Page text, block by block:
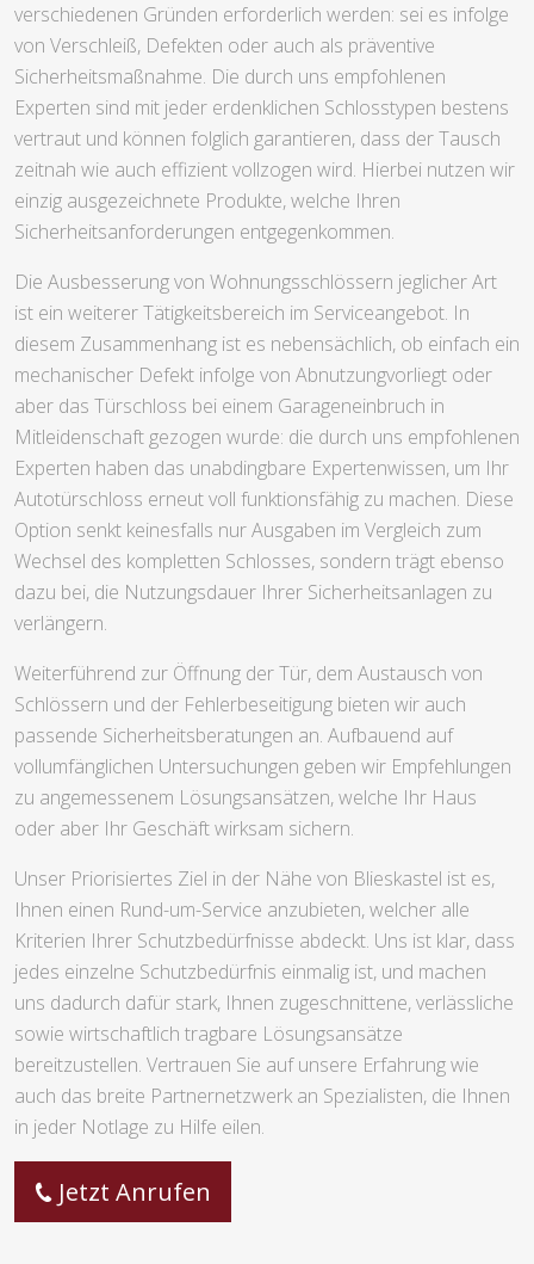
verschiedenen Gründen erforderlich werden: sei es infolge
von Verschleiß, Defekten oder auch als präventive
Sicherheitsmaßnahme. Die durch uns empfohlenen
Experten sind mit jeder erdenklichen Schlosstypen bestens
vertraut und können folglich garantieren, dass der Tausch
zeitnah wie auch effizient vollzogen wird. Hierbei nutzen wir
einzig ausgezeichnete Produkte, welche Ihren
Sicherheitsanforderungen entgegenkommen.
Die Ausbesserung von Wohnungsschlössern jeglicher Art
ist ein weiterer Tätigkeitsbereich im Serviceangebot. In
diesem Zusammenhang ist es nebensächlich, ob einfach ein
mechanischer Defekt infolge von Abnutzungvorliegt oder
aber das Türschloss bei einem Garageneinbruch in
Mitleidenschaft gezogen wurde: die durch uns empfohlenen
Experten haben das unabdingbare Expertenwissen, um Ihr
Autotürschloss erneut voll funktionsfähig zu machen. Diese
Option senkt keinesfalls nur Ausgaben im Vergleich zum
Wechsel des kompletten Schlosses, sondern trägt ebenso
dazu bei, die Nutzungsdauer Ihrer Sicherheitsanlagen zu
verlängern.
Weiterführend zur Öffnung der Tür, dem Austausch von
Schlössern und der Fehlerbeseitigung bieten wir auch
passende Sicherheitsberatungen an. Aufbauend auf
vollumfänglichen Untersuchungen geben wir Empfehlungen
zu angemessenem Lösungsansätzen, welche Ihr Haus
oder aber Ihr Geschäft wirksam sichern.
Unser Priorisiertes Ziel in der Nähe von Blieskastel ist es,
Ihnen einen Rund-um-Service anzubieten, welcher alle
Kriterien Ihrer Schutzbedürfnisse abdeckt. Uns ist klar, dass
jedes einzelne Schutzbedürfnis einmalig ist, und machen
uns dadurch dafür stark, Ihnen zugeschnittene, verlässliche
sowie wirtschaftlich tragbare Lösungsansätze
bereitzustellen. Vertrauen Sie auf unsere Erfahrung wie
auch das breite Partnernetzwerk an Spezialisten, die Ihnen
in jeder Notlage zu Hilfe eilen.
Jetzt Anrufen